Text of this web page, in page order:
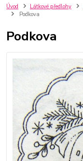
Úvod Látkové předlohy
Podkova
Podkova